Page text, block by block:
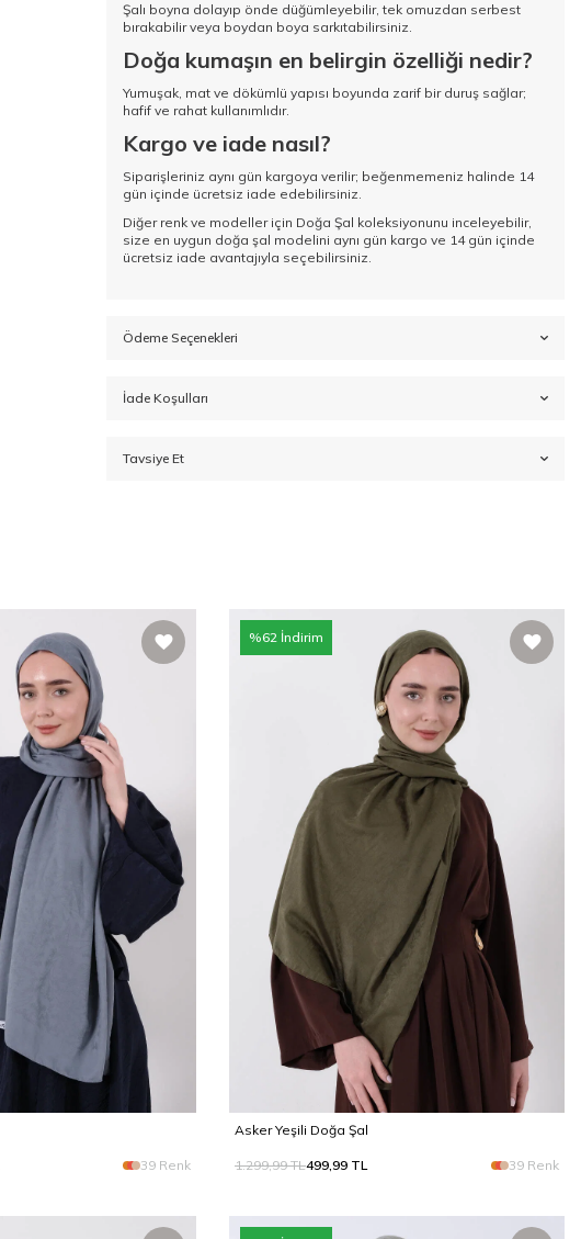
Şalı boyna dolayıp önde düğümleyebilir, tek omuzdan serbest
bırakabilir veya boydan boya sarkıtabilirsiniz.
Doğa kumaşın en belirgin özelliği nedir?
Yumuşak, mat ve dökümlü yapısı boyunda zarif bir duruş sağlar;
hafif ve rahat kullanımlıdır.
Kargo ve iade nasıl?
Siparişleriniz aynı gün kargoya verilir; beğenmemeniz halinde 14
gün içinde ücretsiz iade edebilirsiniz.
Diğer renk ve modeller için Doğa Şal koleksiyonunu inceleyebilir,
size en uygun doğa şal modelini aynı gün kargo ve 14 gün içinde
ücretsiz iade avantajıyla seçebilirsiniz.
Ödeme Seçenekleri
İade Koşulları
Tavsiye Et
39 Renk
%62 İndirim
Asker Yeşili Doğa Şal
1.299,99TL499,99 TL 39 Renk